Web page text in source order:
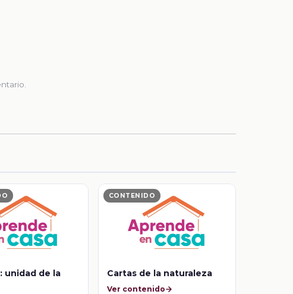
unidad de la
CONTENIDO
Cartas de la naturaleza
Ver contenido